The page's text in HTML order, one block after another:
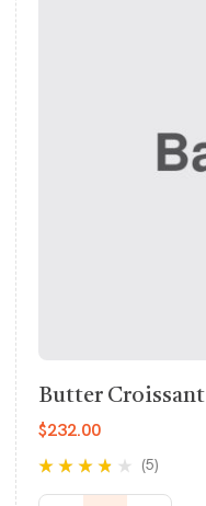
Butter Croissant
$232.00
(5)